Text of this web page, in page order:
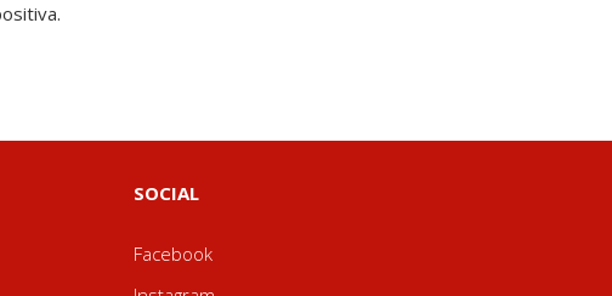
SOCIAL
Facebook